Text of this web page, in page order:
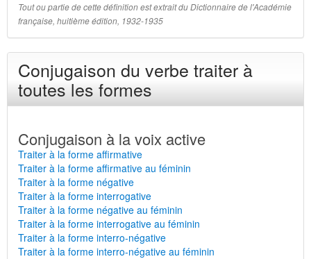
Tout ou partie de cette définition est extrait du Dictionnaire de l'Académie
française, huitième édition, 1932-1935
Conjugaison du verbe traiter à
toutes les formes
Conjugaison à la voix active
Traiter à la forme affirmative
Traiter à la forme affirmative au féminin
Traiter à la forme négative
Traiter à la forme interrogative
Traiter à la forme négative au féminin
Traiter à la forme interrogative au féminin
Traiter à la forme interro-négative
Traiter à la forme interro-négative au féminin